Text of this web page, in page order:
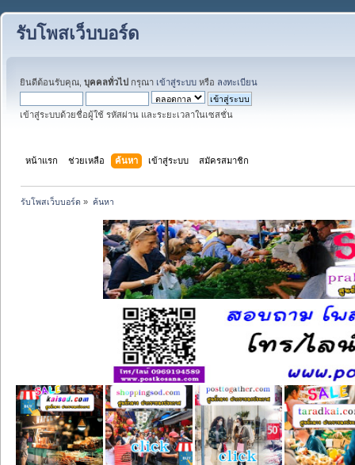
รับโพสเว็บบอร์ด
ยินดีต้อนรับคุณ, บุคคลทั่วไป กรุณา เข้าสู่ระบบ หรือ ลงทะเบียน
เข้าสู่ระบบด้วยชื่อผู้ใช้ รหัสผ่าน และระยะเวลาในเซสชั่น
หน้าแรก ช่วยเหลือ ค้นหา เข้าสู่ระบบ สมัครสมาชิก
รับโพสเว็บบอร์ด » ค้นหา